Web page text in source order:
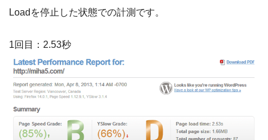
Loadを停止した状態での計測です。
1回目：2.53秒